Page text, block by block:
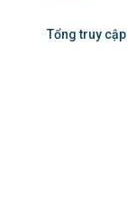
Tổng truy cập